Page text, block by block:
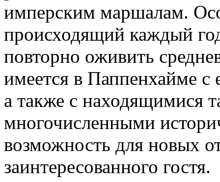
имперским маршалам.
происходящий каждый
повторно оживить
имеется в Паппенхайме
а также с находящимися
многочисленными
возможность для новых
заинтересованного гостя.